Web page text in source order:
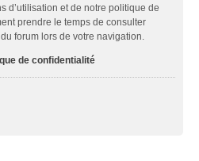
d’utilisation et de notre politique de
prendre le temps de consulter
forum lors de votre navigation.
de confidentialité